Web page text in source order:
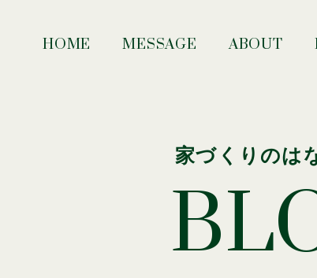
HOME MESSAGE ABOUT
家づくりのは